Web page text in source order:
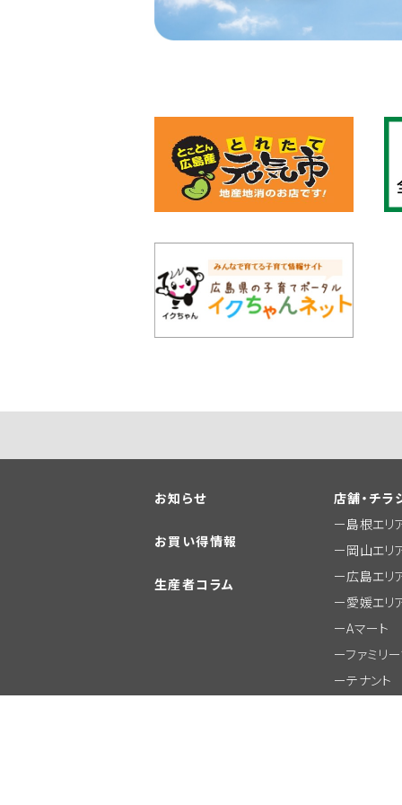
お知らせ
お買い得情報
生産者コラム
店舗・チラ
島根エリ
岡山エリ
広島エリ
愛媛エリ
Aマート
ファミリ
テナント